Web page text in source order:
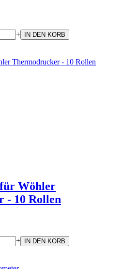
+
Wöhler
- 10 Rollen
+